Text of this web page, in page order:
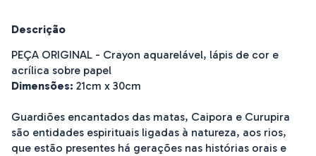
Descrição
PEÇA ORIGINAL - Crayon aquarelável, lápis de cor e
acrílica sobre papel
Dimensões: 21cm x 30cm
Guardiões encantados das matas, Caipora e Curupira
são entidades espirituais ligadas à natureza, aos rios,
que estão presentes há gerações nas histórias orais e